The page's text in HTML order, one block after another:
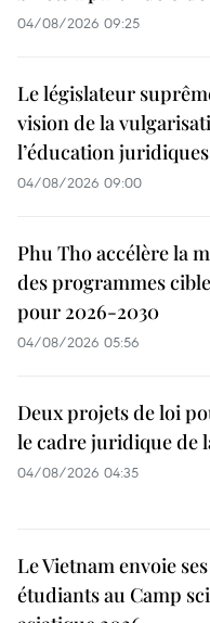
04/08/2026 09:25
Le législateur
vision de la
l’éducation juridiques
04/08/2026 09:00
Phu Tho accélère la
des programmes
pour 2026-2030
04/08/2026 05:56
Deux projets de loi
le cadre juridique de
04/08/2026 04:35
Le Vietnam envoie
étudiants au Camp